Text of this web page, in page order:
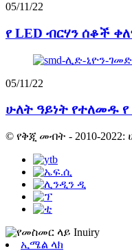
05/11/22
የ LED ብርሃን ሰቆች
05/11/22
ሁለት ዓይነት የተለመዱ
© የቅጂ መብት - 2010-
ኢሜል ላክ